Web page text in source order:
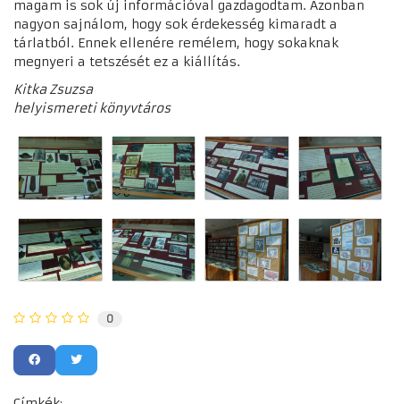
magam is sok új információval gazdagodtam. Azonban
nagyon sajnálom, hogy sok érdekesség kimaradt a
tárlatból. Ennek ellenére remélem, hogy sokaknak
megnyeri a tetszését ez a kiállítás.
Kitka Zsuzsa
helyismereti könyvtáros
0